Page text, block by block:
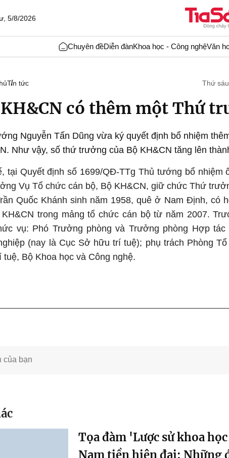
5/8/2026
Chuyên đềDiễn đànKhoa học - Công nghệVăn
Tin tức Thứ
có thêm một Thứ
Nguyễn Tấn Dũng vừa ký quyết định bổ nhiệm
Như vậy, số thứ trưởng của Bộ KH&CN tăng lên
tại Quyết định số 1699/QĐ-TTg Thủ tướng bổ nhiệm
Vụ Tổ chức cán bộ, Bộ KH&CN, giữ chức Thứ
Quốc Khánh sinh năm 1958, quê ở Nam Định, có
KH&CN trong mảng tổ chức cán bộ từ năm 2007.
vụ: Phó Trưởng phòng và Trưởng phòng Hợp
(nay là Cục Sở hữu trí tuệ); phụ trách Phòng
tuệ, Bộ Khoa học và Công nghệ.
Tọa đàm 'Lược sử khoa
Nam tiền hiện đại: Những